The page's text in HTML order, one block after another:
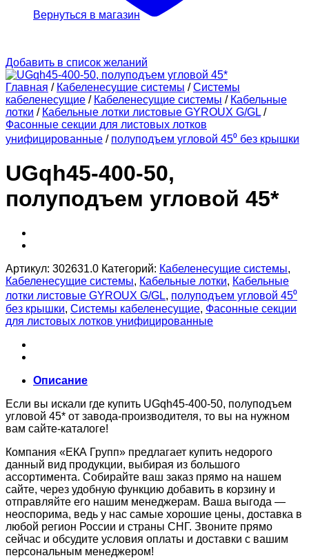
Вернуться в магазин
Добавить в список желаний
Главная / Кабеленесущие системы / Системы
кабеленесущие / Кабеленесущие системы / Кабельные
лотки / Кабельные лотки листовые GYROUX G/GL /
Фасонные секции для листовых лотков
унифицированные / полуподъем угловой 45⁰ без крышки
UGqh45-400-50,
полуподъем угловой 45*
Артикул: 302631.0 Категорий: Кабеленесущие системы,
Кабеленесущие системы, Кабельные лотки, Кабельные
лотки листовые GYROUX G/GL, полуподъем угловой 45⁰
без крышки, Системы кабеленесущие, Фасонные секции
для листовых лотков унифицированные
Описание
Если вы искали где купить UGqh45-400-50, полуподъем
угловой 45* от завода-производителя, то вы на нужном
вам сайте-каталоге!
Компания «ЕКА Групп» предлагает купить недорого
данный вид продукции, выбирая из большого
ассортимента. Собирайте ваш заказ прямо на нашем
сайте, через удобную функцию добавить в корзину и
отправляйте его нашим менеджерам. Ваша выгода —
неоспорима, ведь у нас самые хорошие цены, доставка в
любой регион России и страны СНГ. Звоните прямо
сейчас и обсудите условия оплаты и доставки с вашим
персональным менеджером!